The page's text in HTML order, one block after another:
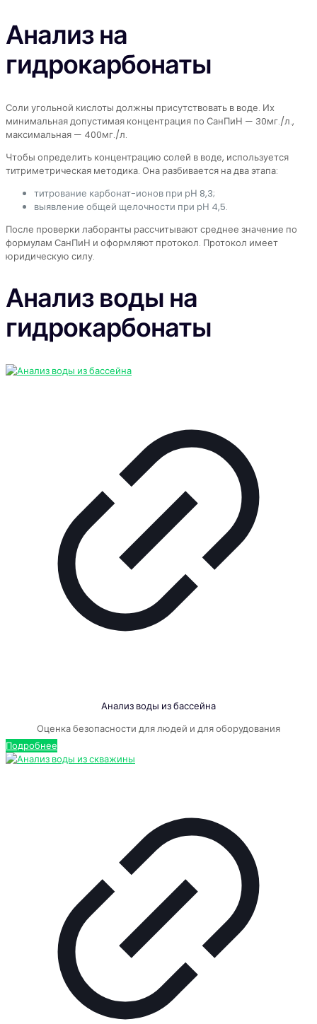
Анализ на
гидрокарбонаты
Соли угольной кислоты должны присутствовать в воде. Их
минимальная допустимая концентрация по СанПиН — 30мг./л.,
максимальная — 400мг./л.
Чтобы определить концентрацию солей в воде, используется
титриметрическая методика. Она разбивается на два этапа:
титрование карбонат-ионов при рН 8,3;
выявление общей щелочности при рН 4,5.
После проверки лаборанты рассчитывают среднее значение по
формулам СанПиН и оформляют протокол. Протокол имеет
юридическую силу.
Анализ воды на
гидрокарбонаты
Анализ воды из бассейна
Оценка безопасности для людей и для оборудования
Подробнее